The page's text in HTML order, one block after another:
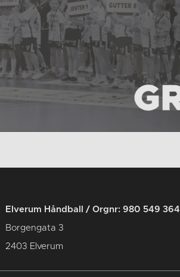
Elverum Håndball / Orgnr: 980 549 364
Borgengata 3
2403 Elverum